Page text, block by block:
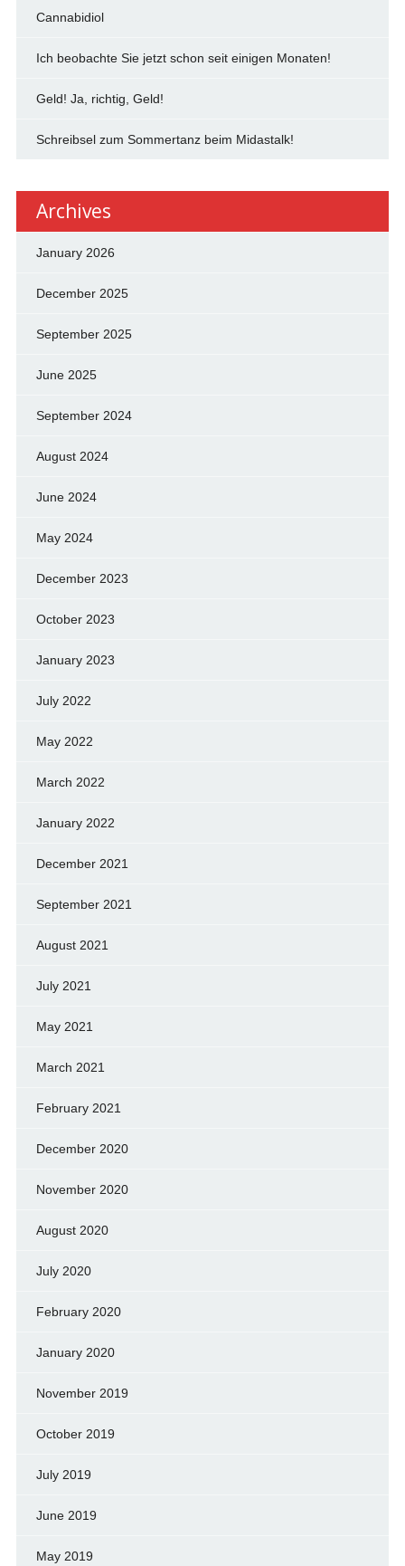
Cannabidiol
Ich beobachte Sie jetzt schon seit einigen Monaten!
Geld! Ja, richtig, Geld!
Schreibsel zum Sommertanz beim Midastalk!
Archives
January 2026
December 2025
September 2025
June 2025
September 2024
August 2024
June 2024
May 2024
December 2023
October 2023
January 2023
July 2022
May 2022
March 2022
January 2022
December 2021
September 2021
August 2021
July 2021
May 2021
March 2021
February 2021
December 2020
November 2020
August 2020
July 2020
February 2020
January 2020
November 2019
October 2019
July 2019
June 2019
May 2019